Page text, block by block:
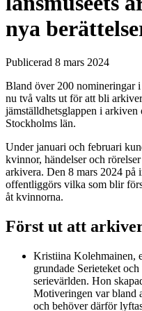
nya
Publicerad 8 mars 2024
Bland över 200 nomineringar
nu två valts ut för att bli
jämställdhetsglappen i
Stockholms län.
Under januari och februari
kvinnor, händelser och
arkivera. Den 8 mars 2024 på
offentliggörs vilka som blir
åt kvinnorna.
Först ut att
Kristiina Kolehmainen,
grundade Serieteket
serievärlden. Hon
Motiveringen var bland
och behöver därför